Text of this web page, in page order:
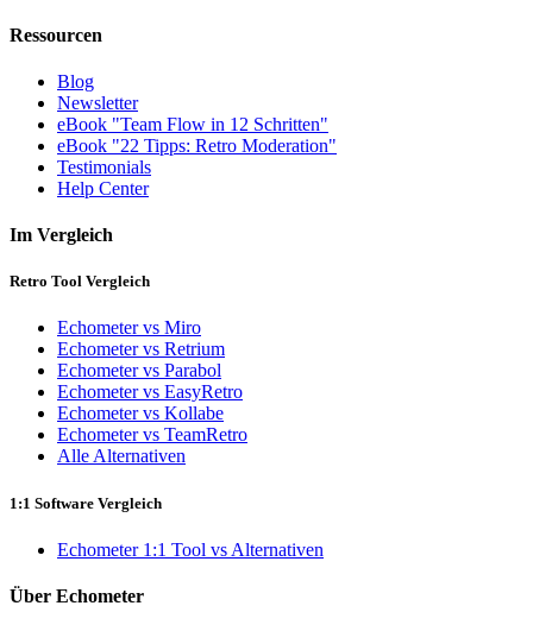
Ressourcen
Blog
Newsletter
eBook "Team Flow in 12 Schritten"
eBook "22 Tipps: Retro Moderation"
Testimonials
Help Center
Im Vergleich
Retro Tool Vergleich
Echometer vs Miro
Echometer vs Retrium
Echometer vs Parabol
Echometer vs EasyRetro
Echometer vs Kollabe
Echometer vs TeamRetro
Alle Alternativen
1:1 Software Vergleich
Echometer 1:1 Tool vs Alternativen
Über Echometer